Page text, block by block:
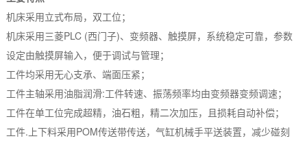
机床采用立式布局，双工位；
机床采用三菱PLC (西门子)、变频器、触摸屏，系统稳定可靠，参数
设定由触摸屏输入，便于调试与管理；
工件均采用无心支承、端面压紧；
工件主轴采用油脂润滑:工件转速、振荡频率均由变频器变频调速；
工件在单工位完成超精，油石粗，精二次加压，且损耗自动补偿；
工件.上下料采用POM传送带传送，气缸机械手平送装置，减少碰刻